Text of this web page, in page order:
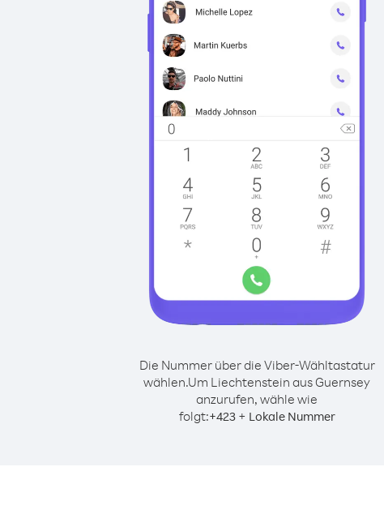
Die Nummer über die Viber-Wähltastatur
wählen.Um Liechtenstein aus Guernsey
anzurufen, wähle wie
folgt:+423+ Lokale Nummer